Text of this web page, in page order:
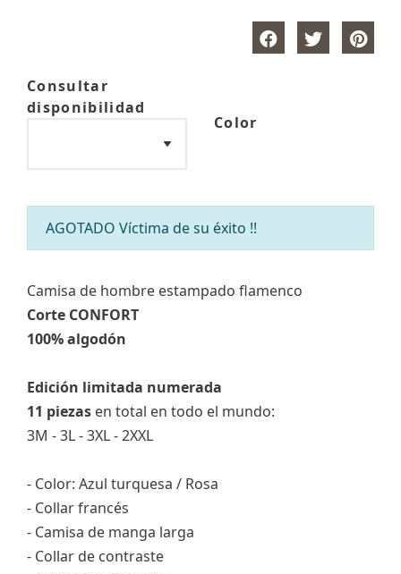
Consultar
disponibilidad
Color
AGOTADO Víctima de su éxito !!
Camisa de hombre estampado flamenco
Corte CONFORT
100% algodón
Edición limitada numerada
11 piezas en total en todo el mundo:
3M - 3L - 3XL - 2XXL
- Color: Azul turquesa / Rosa
- Collar francés
- Camisa de manga larga
- Collar de contraste